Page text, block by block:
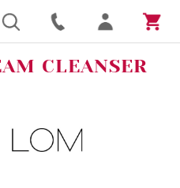
CLEANSER